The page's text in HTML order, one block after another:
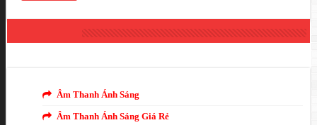
DANH MỤC
Âm Thanh Ánh Sáng
Âm Thanh Ánh Sáng Giá Rẻ